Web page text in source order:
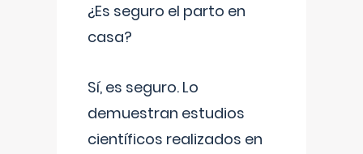
¿Es seguro el parto en
casa?
Sí, es seguro. Lo
demuestran estudios
científicos realizados en